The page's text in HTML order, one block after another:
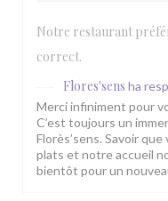
Notre restaurant
correct.
Flores'sens ha
Merci infiniment pour
C’est toujours un
Florès’sens. Savoir
plats et notre accueil
bientôt pour un